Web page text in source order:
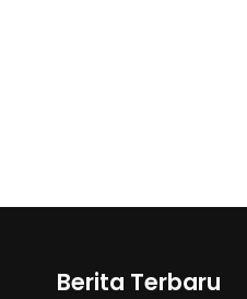
Berita Terbaru